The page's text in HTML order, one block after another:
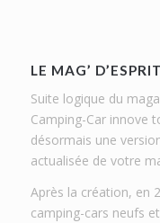
LE MAG’
Suite logique du
Camping-Car innove
désormais une
actualisée de votre
Après la création, en
camping-cars neufs